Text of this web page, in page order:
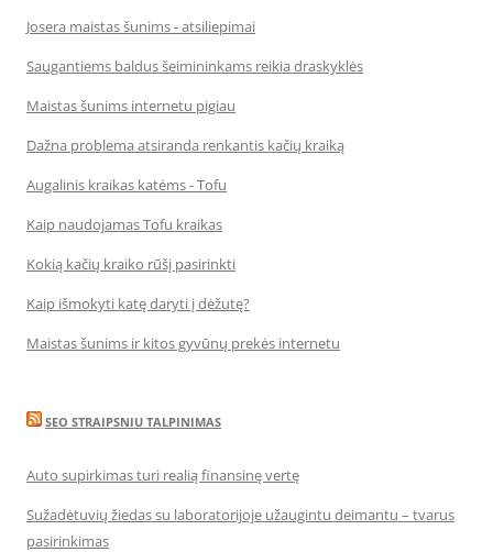
Josera maistas šunims - atsiliepimai
Saugantiems baldus šeimininkams reikia draskyklės
Maistas šunims internetu pigiau
Dažna problema atsiranda renkantis kačių kraiką
Augalinis kraikas katėms - Tofu
Kaip naudojamas Tofu kraikas
Kokią kačių kraiko rūšį pasirinkti
Kaip išmokyti katę daryti į dėžutę?
Maistas šunims ir kitos gyvūnų prekės internetu
SEO STRAIPSNIU TALPINIMAS
Auto supirkimas turi realią finansinę vertę
Sužadėtuvių žiedas su laboratorijoje užaugintu deimantu – tvarus
pasirinkimas